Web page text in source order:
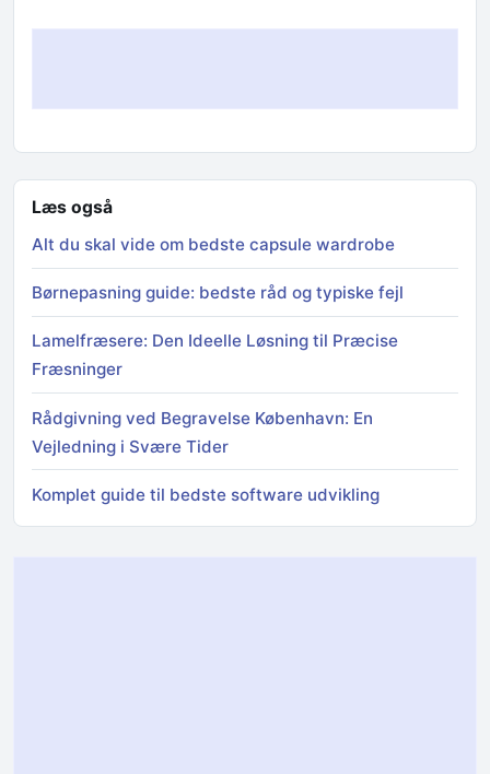
Læs også
Alt du skal vide om bedste capsule wardrobe
Børnepasning guide: bedste råd og typiske fejl
Lamelfræsere: Den Ideelle Løsning til Præcise
Fræsninger
Rådgivning ved Begravelse København: En
Vejledning i Svære Tider
Komplet guide til bedste software udvikling